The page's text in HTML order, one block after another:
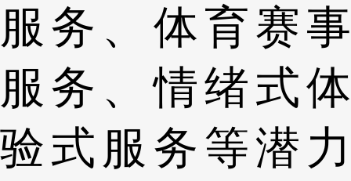
服务、体育赛事
服务、情绪式体
验式服务等潜力